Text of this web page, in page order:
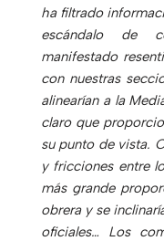
ha filtrado
escándalo de
manifestado
con nuestras
alinearían a la
claro que
su punto de vista.
y fricciones entre
más grande
obrera y se
oficiales… Los